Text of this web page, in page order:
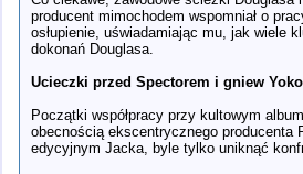
producent mimochodem wspomniał o
osłupienie, uświadamiając mu, jak wiele
dokonań Douglasa.
Ucieczki przed Spectorem i gniew Yoko
Początki współpracy przy kultowym
obecnością ekscentrycznego producenta
edycyjnym Jacka, byle tylko uniknąć